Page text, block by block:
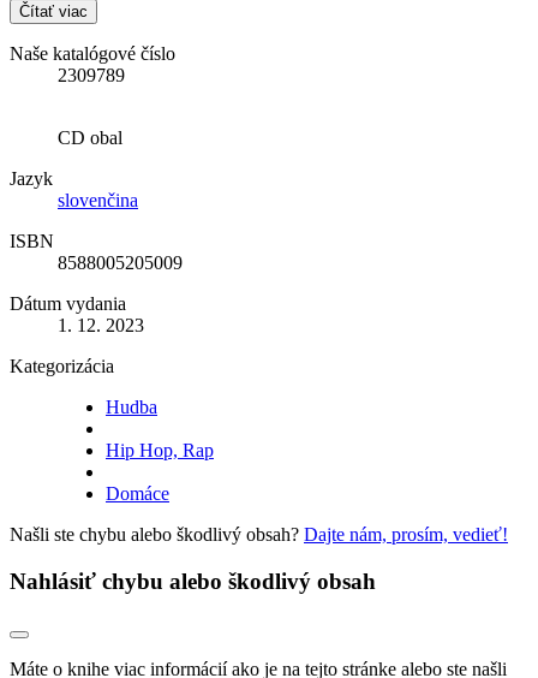
Čítať viac
Naše katalógové číslo
2309789
CD obal
Jazyk
slovenčina
ISBN
8588005205009
Dátum vydania
1. 12. 2023
Kategorizácia
Hudba
Hip Hop, Rap
Domáce
Našli ste chybu alebo škodlivý obsah? Dajte nám, prosím, vedieť!
Nahlásiť chybu alebo škodlivý obsah
Máte o knihe viac informácií ako je na tejto stránke alebo ste našli